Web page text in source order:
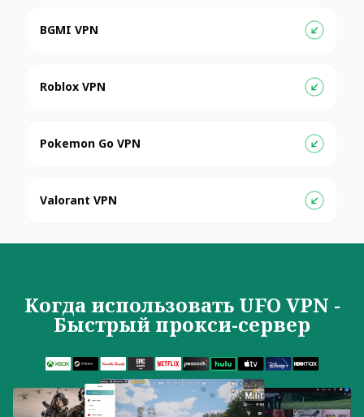
BGMI VPN
Roblox VPN
Pokemon Go VPN
Valorant VPN
Когда использовать UFO VPN -
Быстрый прокси-сервер